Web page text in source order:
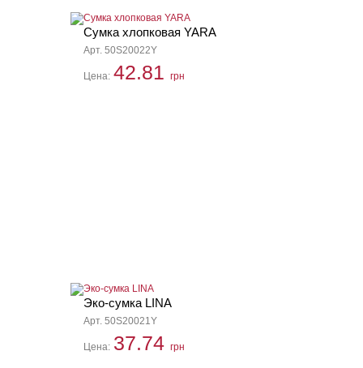
Сумка хлопковая YARA
Арт. 50S20022Y
Цена: 42.81 грн
Эко-сумка LINA
Арт. 50S20021Y
Цена: 37.74 грн